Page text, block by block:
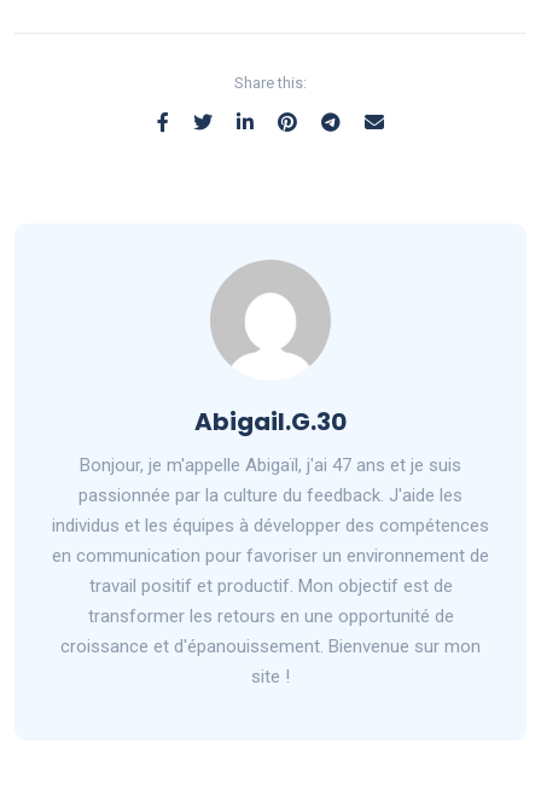
Share this:
Abigail.G.30
Bonjour, je m'appelle Abigaïl, j'ai 47 ans et je suis
passionnée par la culture du feedback. J'aide les
individus et les équipes à développer des compétences
en communication pour favoriser un environnement de
travail positif et productif. Mon objectif est de
transformer les retours en une opportunité de
croissance et d'épanouissement. Bienvenue sur mon
site !